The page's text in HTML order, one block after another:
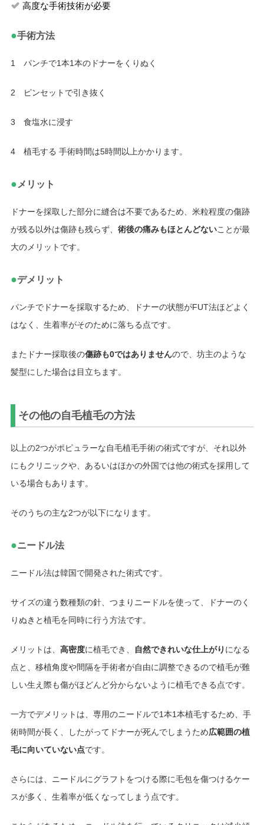
高度な手術技術が必要
●手術方法
1 パンチで1本1本のドナーをくりぬく
2 ピンセットで引き抜く
3 食塩水に浸す
4 植毛する 手術時間は5時間以上かかります。
● メリット
ドナーを採取した部分に縫合は不要であるため、米粒程度の傷跡
が残る以外は傷跡も残らず、 術後の痛みもほとんどないことが最
大のメリットです。
●デメリット
パンチでドナーを採取するため、ドナーの状態がFUT法ほどよく
はなく、生着率がそのために落ちる点です。
またドナー採取後の傷跡も0ではありませんので、坊主のような
髪型にした場合は目立ちます。
その他の自毛植毛の方法
以上の2つがポピュラーな自毛植毛手術の術式ですが、それ以外
にもクリニックや、あるいはほかの外国では他の術式を採用して
いる場合もあります。
そのうちの主な2つが以下になります。
●ニードル法
ニードル法は韓国で開発された術式です。
サイズの違う数種類の針、つまりニードルを使って、ドナーのく
りぬきと植毛を同時に行う方法です。
メリットは、 高密度に植毛でき、 自然できれいな仕上がり になる
点と、移植角度や間隔を手術者が自由に調整できるので植毛が難
しい生え際も傷がほどんど分からないように植毛できる点です。
一方でデメリットは、専用のニードルで1本1本植毛するため、手
術時間が長く、したがってドナーが死んでしまうため広範囲の植
毛に向いていない点です。
さらには、ニードルにグラフトをつける際に毛包を傷つけるケー
スが多く、生着率が低くなってしまう点です。